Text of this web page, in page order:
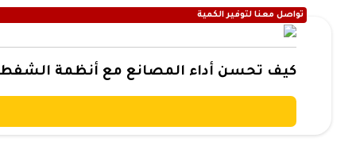
تواصل معنا لتوفير الكمية
كيف تحسن أداء المصانع مع أنظمة الشفط